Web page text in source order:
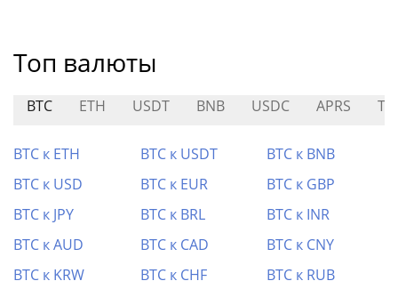
Топ валюты
BTC ETH USDT BNB USDC APRS
BTC к ETH BTC к USDT
BTC к BNB
BTC к USD
BTC к EUR
BTC к GBP
BTC к JPY
BTC к BRL
BTC к INR
BTC к AUD
BTC к CAD
BTC к CNY
BTC к KRW
BTC к CHF BTC к RUB